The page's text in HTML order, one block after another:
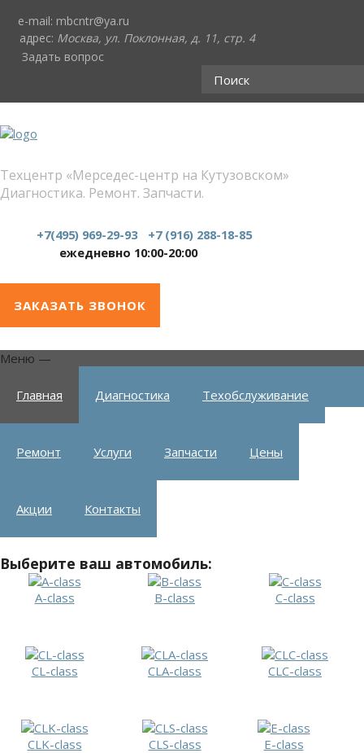
e-mail: mbcntr@ya.ru
адрес: Москва, ул. Поклонная, д. 11, стр. 4
Задать вопрос
Техцентр «Мерседес-центр на Кутузовском»
Диагностика. Ремонт. Запчасти.
+7(495) 969-29-93
+7 (916) 288-18-85
ежедневно 10:00-20:00
ЗАКАЗАТЬ ЗВОНОК
Меню —
Главная Диагностика Техобслуживание
Ремонт Услуги Запчасти Цены
Акции Контакты
Выберите ваш автомобиль:
A-class B-class C-class
CL-class CLA-class CLC-class
CLK-class CLS-class E-class